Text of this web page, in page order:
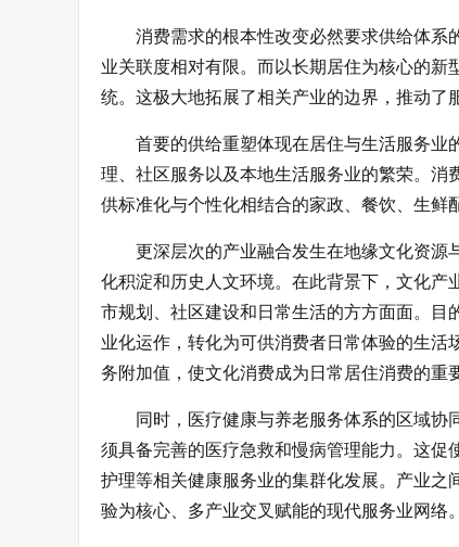
消费需求的根本性改变必然要求供给体系
业关联度相对有限。而以长期居住为核心的
统。这极大地拓展了相关产业的边界，推动了
首要的供给重塑体现在居住与生活服务业
理、社区服务以及本地生活服务业的繁荣。
供标准化与个性化相结合的家政、餐饮、生鲜
更深层次的产业融合发生在地缘文化资源
化积淀和历史人文环境。在此背景下，文化
市规划、社区建设和日常生活的方方面面。
业化运作，转化为可供消费者日常体验的生
务附加值，使文化消费成为日常居住消费的重
同时，医疗健康与养老服务体系的区域
须具备完善的医疗急救和慢病管理能力。这
护理等相关健康服务业的集群化发展。产业
验为核心、多产业交叉赋能的现代服务业网络。